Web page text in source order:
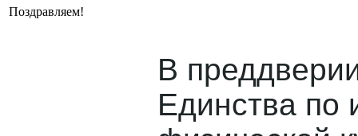
Поздравляем!
В
Единства по